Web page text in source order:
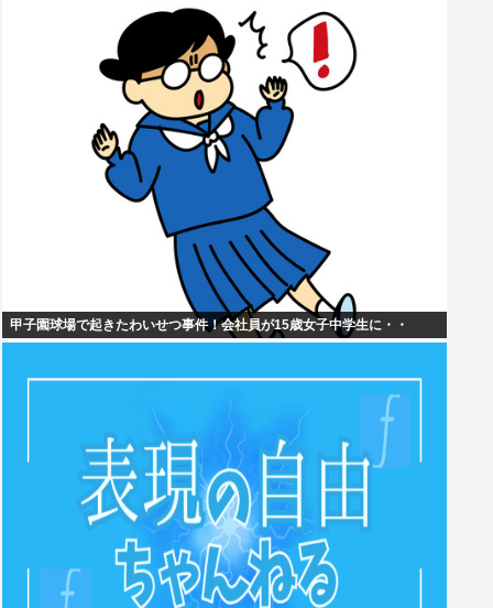
甲子園球場で起きたわいせつ事件！会社員が15歳女子中学生に・・